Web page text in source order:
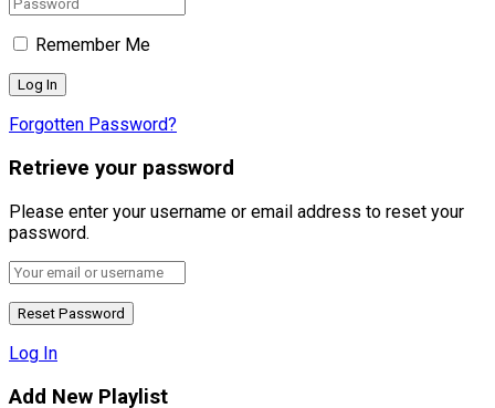
Remember Me
Forgotten Password?
Retrieve your password
Please enter your username or email address to reset your
password.
Log In
Add New Playlist